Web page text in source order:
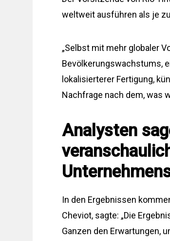
weltweit ausführen als je
„Selbst mit mehr globaler
Bevölkerungswachstums,
lokalisierterer Fertigung,
Nachfrage nach dem, was
Analysten
In den Ergebnissen
Cheviot, sagte: „Die
Ganzen den Erwartungen,